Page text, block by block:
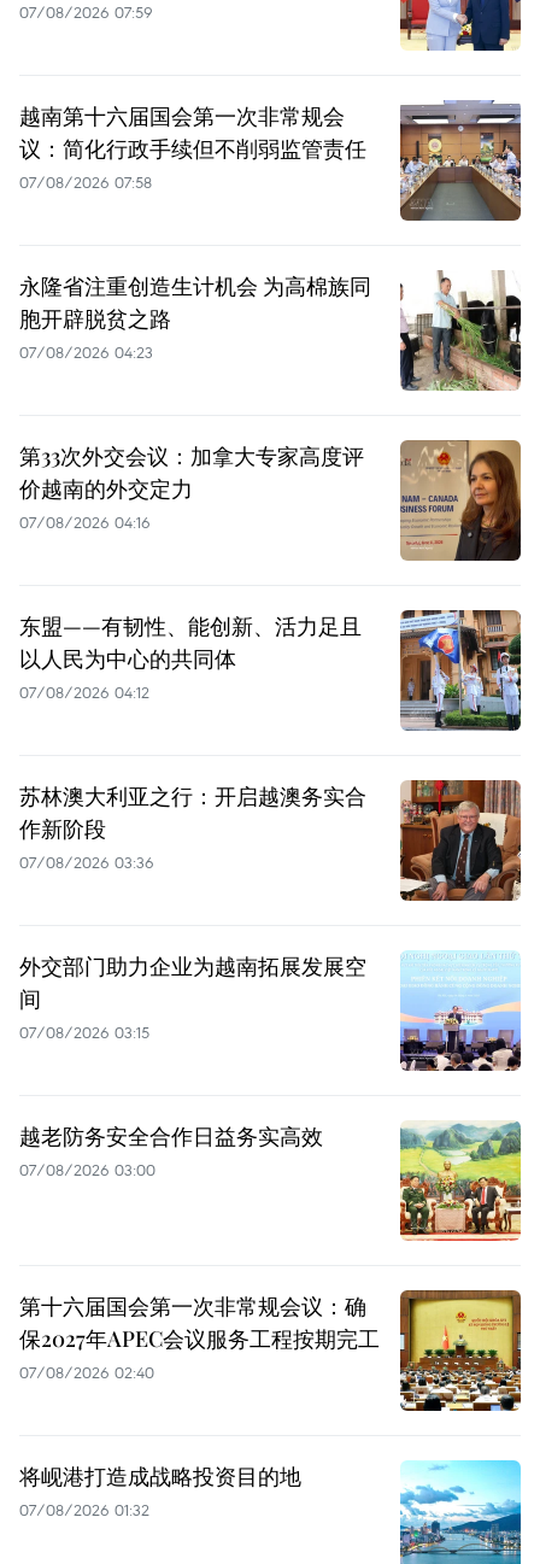
07/08/2026 07:59
越南第十六届国会第一次非常规会
议：简化行政手续但不削弱监管责任
07/08/2026 07:58
永隆省注重创造生计机会 为高棉族同
胞开辟脱贫之路
07/08/2026 04:23
第33次外交会议：加拿大专家高度评
价越南的外交定力
07/08/2026 04:16
东盟——有韧性、能创新、活力足且
以人民为中心的共同体
07/08/2026 04:12
苏林澳大利亚之行：开启越澳务实合
作新阶段
07/08/2026 03:36
外交部门助力企业为越南拓展发展空
间
07/08/2026 03:15
越老防务安全合作日益务实高效
07/08/2026 03:00
第十六届国会第一次非常规会议：确
保2027年APEC会议服务工程按期完工
07/08/2026 02:40
将岘港打造成战略投资目的地
07/08/2026 01:32